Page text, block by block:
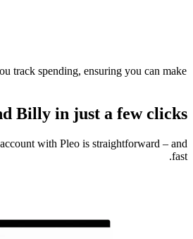
track spending, ensuring you can make
Billy in just a few clicks
with Pleo is straightforward – and
fast.